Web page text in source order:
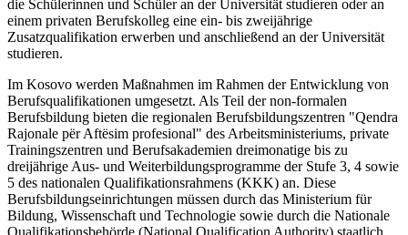
die Schülerinnen und Schüler an der Universität studieren oder an
einem privaten Berufskolleg eine ein- bis zweijährige
Zusatzqualifikation erwerben und anschließend an der Universität
studieren.
Im Kosovo werden Maßnahmen im Rahmen der Entwicklung von
Berufsqualifikationen umgesetzt. Als Teil der non-formalen
Berufsbildung bieten die regionalen Berufsbildungszentren "Qendra
Rajonale për Aftësim profesional" des Arbeitsministeriums, private
Trainingszentren und Berufsakademien dreimonatige bis zu
dreijährige Aus- und Weiterbildungsprogramme der Stufe 3, 4 sowie
5 des nationalen Qualifikationsrahmens (KKK) an. Diese
Berufsbildungseinrichtungen müssen durch das Ministerium für
Bildung, Wissenschaft und Technologie sowie durch die Nationale